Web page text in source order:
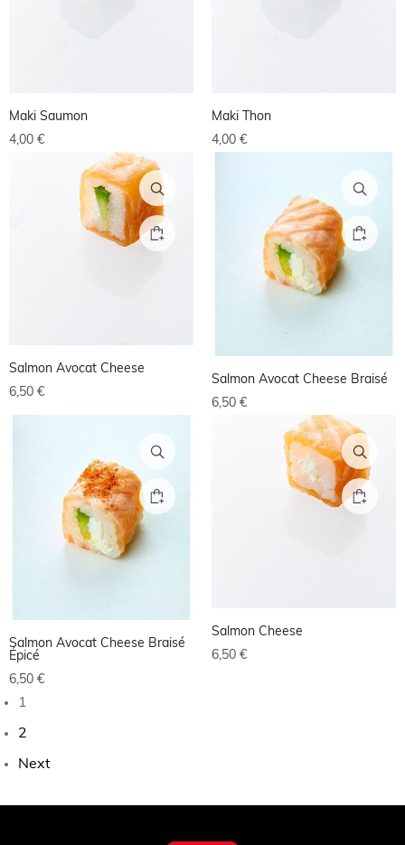
Maki Saumon
4,00 €
Maki Thon
4,00 €
Salmon Avocat Cheese
6,50 €
Salmon Avocat Cheese Braisé
6,50 €
Salmon Avocat Cheese Braisé
Épicé
6,50 €
Salmon Cheese
6,50 €
1
2
Next